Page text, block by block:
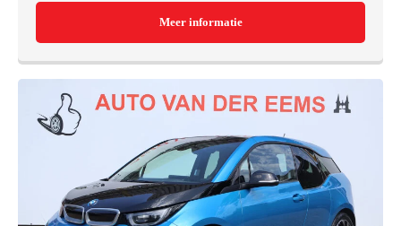
Meer informatie